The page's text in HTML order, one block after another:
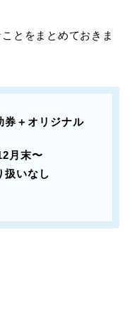
とをまとめておきま
券＋オリジナル
月末〜
扱いなし